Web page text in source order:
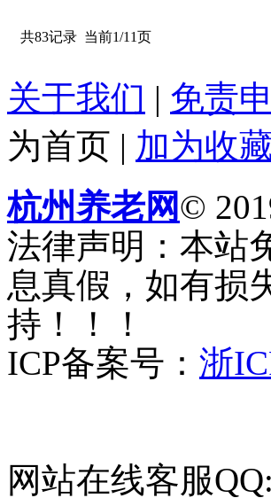
共83记录 当前1/11页
关于我们 | 免责
为首页 | 加为收
杭州养老网©
法律声明：本站
息真假，如有损
持！！！
ICP备案号： 浙
网站在线客服QQ: